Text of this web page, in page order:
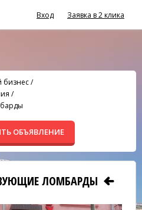
Вход Заявка в 2 клика
бизнес/
/
ОБЪЯВЛЕНИЕ
ЛОМБАРДЫ